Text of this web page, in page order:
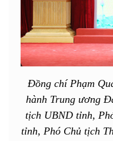
Đồng chí Phạm
hành Trung ương
tịch UBND tỉnh,
tỉnh, Phó Chủ tịch